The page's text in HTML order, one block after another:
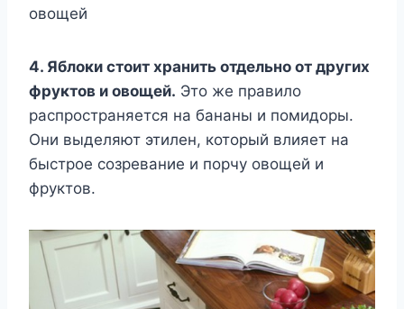
овощей
4. Яблоки стоит хранить отдельно от других
фруктов и овощей. Это же правило
распространяется на бананы и помидоры.
Они выделяют этилен, который влияет на
быстрое созревание и порчу овощей и
фруктов.